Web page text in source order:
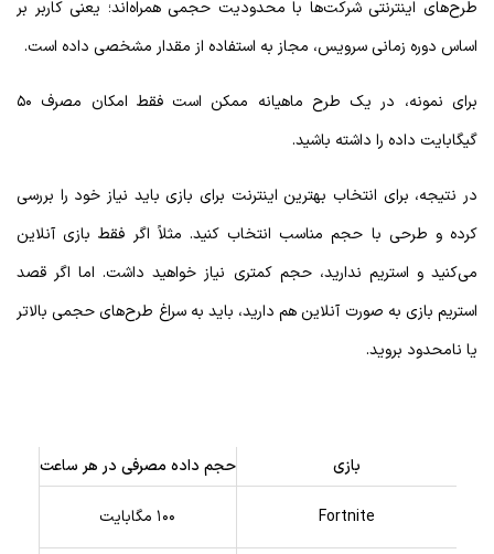
طرح‌های اینترنتی شرکت‌ها با محدودیت حجمی همراه‌اند؛ یعنی کاربر بر
اساس دوره زمانی سرویس، مجاز به استفاده از مقدار مشخصی داده است.
برای نمونه، در یک طرح ماهیانه ممکن است فقط امکان مصرف ۵۰
گیگابایت داده را داشته باشید.
در نتیجه، برای انتخاب بهترین اینترنت برای بازی باید نیاز خود را بررسی
کرده و طرحی با حجم مناسب انتخاب کنید. مثلاً اگر فقط بازی آنلاین
می‌کنید و استریم ندارید، حجم کمتری نیاز خواهید داشت. اما اگر قصد
استریم بازی به صورت آنلاین هم دارید، باید به سراغ طرح‌های حجمی بالاتر
یا نامحدود بروید.
بازی حجم داده مصرفی در هر ساعت
Fortnite ۱۰۰ مگابایت